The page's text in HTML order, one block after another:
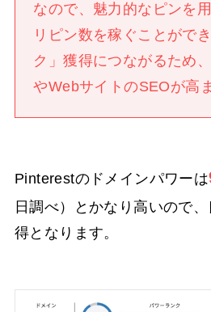
なので、魅力的なピンを
リピン数を稼ぐことがで
ク」獲得につながるため
やWebサイトのSEOが高
Pinterestのドメインパワーは
日調べ）とかなり高いので
得となります。